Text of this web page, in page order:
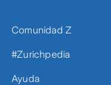
Comunidad Z
#Zurichpedia
Ayuda